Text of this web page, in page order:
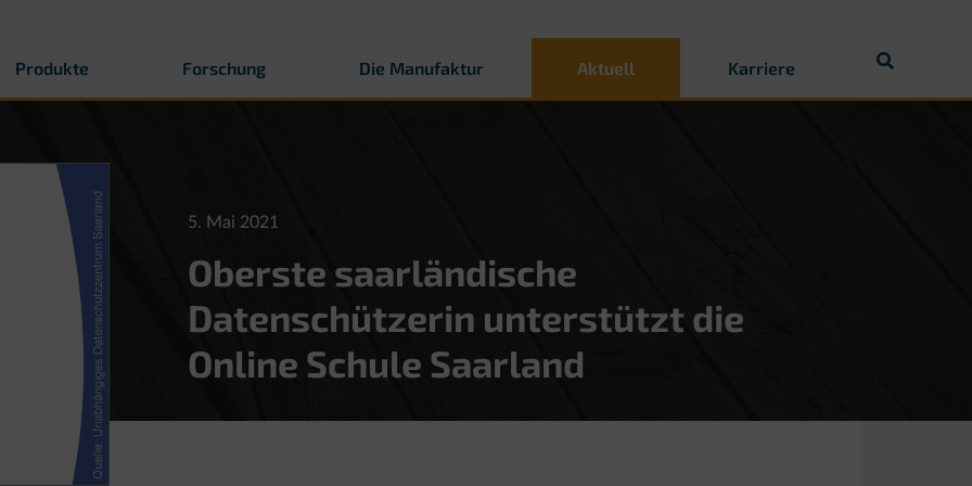
Produkte Forschung Die Manufaktur Aktuell Karriere
5. Mai 2021
Oberste saarländische
Datenschützerin unterstützt die
Online Schule Saarland